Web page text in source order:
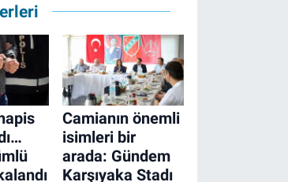
Camianın önemli
isimleri bir
arada: Gündem
Karşıyaka Stadı